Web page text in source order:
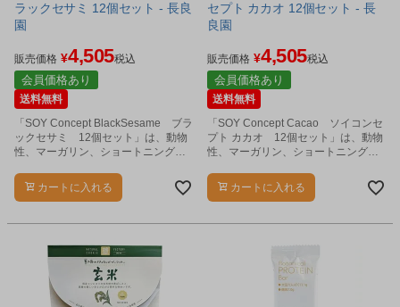
ラックセサミ 12個セット - 長良
園
販売価格 ¥4,505税込
会員価格あり
送料無料
「SOY Concept BlackSesame ブラ
ックセサミ 12個セット」は、動物
性、マーガリン、ショートニング、
料、香料不使用の日本ベジタリアン
協会推奨の植物性プロテインバーで
カートに入れる
セプト カカオ 12個セット - 長
良園
販売価格 ¥4,505税込
会員価格あり
送料無料
「SOY Concept Cacao ソイコンセ
プト カカオ 12個セット」は、動物
性、マーガリン、ショートニング、
料、香料不使用の日本ベジタリアン
協会推奨の植物性プロテインバーで
カートに入れる